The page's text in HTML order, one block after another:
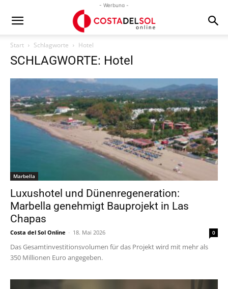
- Werbung -
Start Schlagworte Hotel
SCHLAGWORTE: Hotel
Marbella
Luxushotel und Dünenregeneration:
Marbella genehmigt Bauprojekt in Las
Chapas
Costa del Sol Online - 18. Mai 2026 0
Das Gesamtinvestitionsvolumen für das Projekt wird mit mehr als
350 Millionen Euro angegeben.